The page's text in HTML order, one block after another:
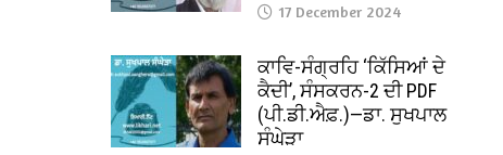
17 December 2024
ਕਾਵਿ-ਸੰਗ੍ਰਹਿ ‘ਕਿੱਸਿਆਂ ਦੇ
ਕੈਦੀ’, ਸੰਸਕਰਨ-2 ਦੀ PDF
(ਪੀ.ਡੀ.ਐਫ਼.)—ਡਾ. ਸੁਖਪਾਲ
ਸੰਘੇੜਾ